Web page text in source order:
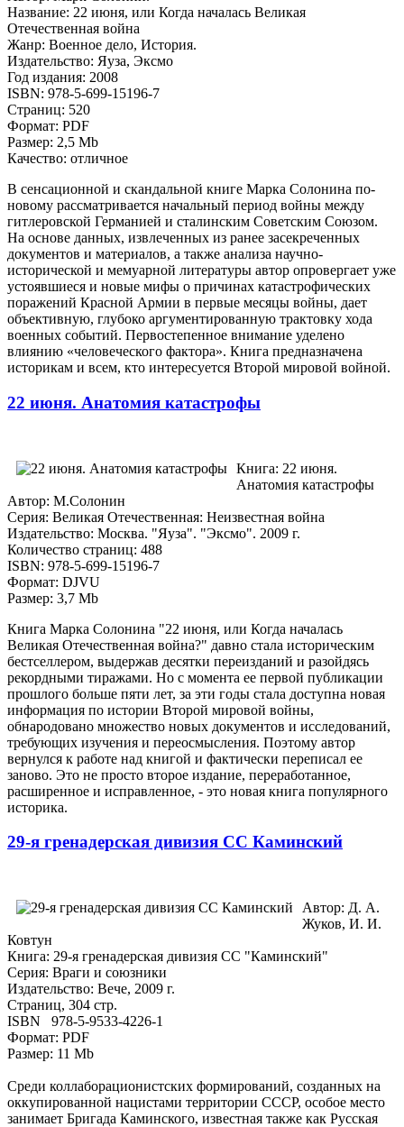
Название: 22 июня, или Когда началась Великая
Отечественная война
Жанр: Военное дело, История.
Издательство: Яуза, Эксмо
Год издания: 2008
ISBN: 978-5-699-15196-7
Страниц: 520
Формат: PDF
Размер: 2,5 Mb
Качество: отличное
В сенсационной и скандальной книге Марка Солонина по-
новому рассматривается начальный период войны между
гитлеровской Германией и сталинским Советским Союзом.
На основе данных, извлеченных из ранее засекреченных
документов и материалов, а также анализа научно-
исторической и мемуарной литературы автор опровергает уже
устоявшиеся и новые мифы о причинах катастрофических
поражений Красной Армии в первые месяцы войны, дает
объективную, глубоко аргументированную трактовку хода
военных событий. Первостепенное внимание уделено
влиянию «человеческого фактора». Книга предназначена
историкам и всем, кто интересуется Второй мировой войной.
22 июня. Анатомия катастрофы
Книга: 22 июня.
Анатомия катастрофы
Автор: М.Солонин
Серия: Великая Отечественная: Неизвестная война
Издательство: Москва. "Яуза". "Эксмо". 2009 г.
Количество страниц: 488
ISBN: 978-5-699-15196-7
Формат: DJVU
Размер: 3,7 Mb
Книга Марка Солонина "22 июня, или Когда началась
Великая Отечественная война?" давно стала историческим
бестселлером, выдержав десятки переизданий и разойдясь
рекордными тиражами. Но с момента ее первой публикации
прошлого больше пяти лет, за эти годы стала доступна новая
информация по истории Второй мировой войны,
обнародовано множество новых документов и исследований,
требующих изучения и переосмысления. Поэтому автор
вернулся к работе над книгой и фактически переписал ее
заново. Это не просто второе издание, переработанное,
расширенное и исправленное, - это новая книга популярного
историка.
29-я гренадерская дивизия СС Каминский
Автор: Д. А.
Жуков, И. И.
Ковтун
Книга: 29-я гренадерская дивизия СС "Каминский"
Серия: Враги и союзники
Издательство: Вече, 2009 г.
Страниц, 304 стр.
ISBN 978-5-9533-4226-1
Формат: PDF
Размер: 11 Mb
Среди коллаборационистских формирований, созданных на
оккупированной нацистами территории СССР, особое место
занимает Бригада Каминского, известная также как Русская